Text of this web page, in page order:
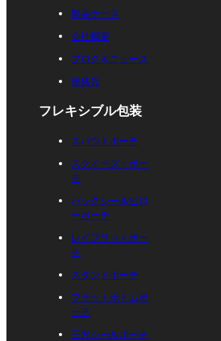
製品ケース
会社概要
ブログ＆ニュース
連絡先
フレキシブル包装
スパウトポーチ
スクイーズ・ポー
チ
バックシールピロ
ーポーチ
レイフラットポー
チ
スタンドポーチ
フラットボトムポ
ーチ
三方シールポーチ